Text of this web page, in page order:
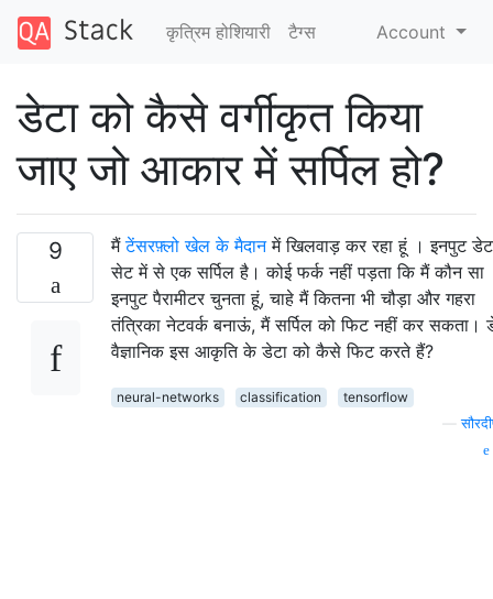
कृत्रिम होशियारी टैग्‍स Account
डेटा को कैसे वर्गीकृत किया
जाए जो आकार में सर्पिल हो?
9 मैंटेंसरफ़्लो खेल के मैदानमें खिलवाड़ कर रहा हूं । इनपुट
सेट में से एक सर्पिल है। कोई फर्क नहीं पड़ता कि मैं कौन सा
इनपुट पैरामीटर चुनता हूं, चाहे मैं कितना भी चौड़ा और गहरा
तंत्रिका नेटवर्क बनाऊं, मैं सर्पिल को फिट नहीं कर सकता।
वैज्ञानिक इस आकृति के डेटा को कैसे फिट करते हैं?
neural-networks classification
tensorflow
—